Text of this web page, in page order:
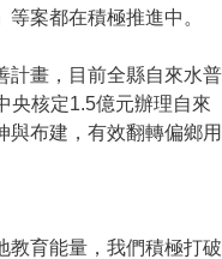
案都在積極推進中。
計畫，目前全縣自來水普
央核定1.5億元辦理自來
與布建，有效翻轉偏鄉用
教育能量，我們積極打破